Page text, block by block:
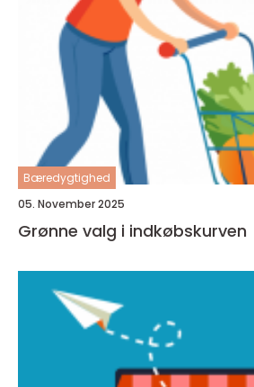
Bæredygtighed
05. November 2025
Grønne valg i indkøbskurven